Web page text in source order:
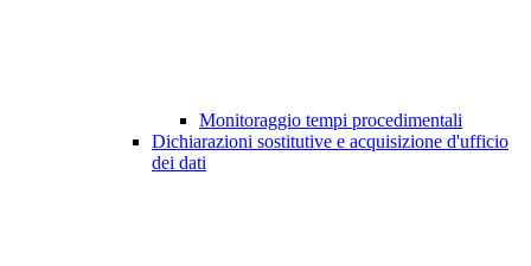
Monitoraggio tempi procedimentali
Dichiarazioni sostitutive e acquisizione d'ufficio
dei dati